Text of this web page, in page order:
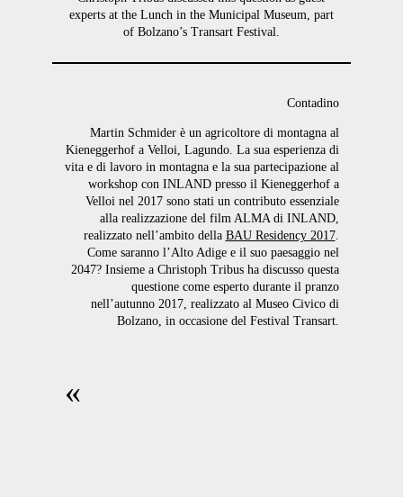
experts at the Lunch in the Municipal Museum, part
of Bolzano’s Transart Festival.
Contadino
Martin Schmider è un agricoltore di montagna al
Kieneggerhof a Velloi, Lagundo. La sua esperienza di
vita e di lavoro in montagna e la sua partecipazione al
workshop con INLAND presso il Kieneggerhof a
Velloi nel 2017 sono stati un contributo essenziale
alla realizzazione del film ALMA di INLAND,
realizzato nell’ambito della BAU Residency 2017.
Come saranno l’Alto Adige e il suo paesaggio nel
2047? Insieme a Christoph Tribus ha discusso questa
questione come esperto durante il pranzo
nell’autunno 2017, realizzato al Museo Civico di
Bolzano, in occasione del Festival Transart.
«